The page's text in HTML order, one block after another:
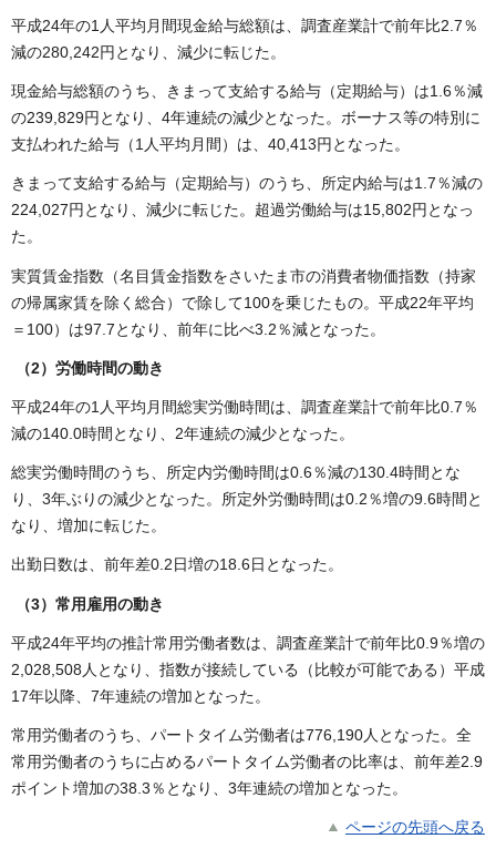
平成24年の1人平均月間現金給与総額は、調査産業計で前年比2.7％
減の280,242円となり、減少に転じた。
現金給与総額のうち、きまって支給する給与（定期給与）は1.6％減
の239,829円となり、4年連続の減少となった。ボーナス等の特別に
支払われた給与（1人平均月間）は、40,413円となった。
きまって支給する給与（定期給与）のうち、所定内給与は1.7％減の
224,027円となり、減少に転じた。超過労働給与は15,802円となっ
た。
実質賃金指数（名目賃金指数をさいたま市の消費者物価指数（持家
の帰属家賃を除く総合）で除して100を乗じたもの。平成22年平均
＝100）は97.7となり、前年に比べ3.2％減となった。
（2）労働時間の動き
平成24年の1人平均月間総実労働時間は、調査産業計で前年比0.7％
減の140.0時間となり、2年連続の減少となった。
総実労働時間のうち、所定内労働時間は0.6％減の130.4時間とな
り、3年ぶりの減少となった。所定外労働時間は0.2％増の9.6時間と
なり、増加に転じた。
出勤日数は、前年差0.2日増の18.6日となった。
（3）常用雇用の動き
平成24年平均の推計常用労働者数は、調査産業計で前年比0.9％増の
2,028,508人となり、指数が接続している（比較が可能である）平成
17年以降、7年連続の増加となった。
常用労働者のうち、パートタイム労働者は776,190人となった。全
常用労働者のうちに占めるパートタイム労働者の比率は、前年差2.9
ポイント増加の38.3％となり、3年連続の増加となった。
ページの先頭へ戻る